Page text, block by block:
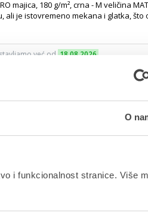
O
i funkcionalnost stranice. Više
majica, 180 g/m², crna - M veličina
ali je istovremeno mekana i glatka,
već od 18.08.2026
gotovinom pri preuzimanju, Internet